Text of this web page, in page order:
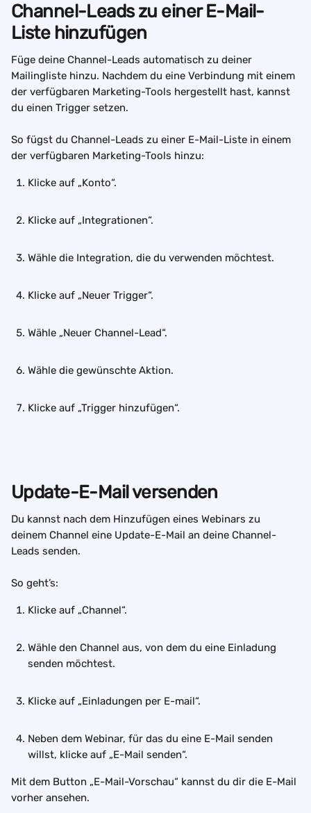
Channel-Leads zu einer E-Mail-
Liste hinzufügen
Füge deine Channel-Leads automatisch zu deiner
Mailingliste hinzu. Nachdem du eine Verbindung mit einem
der verfügbaren Marketing-Tools hergestellt hast, kannst
du einen Trigger setzen.
So fügst du Channel-Leads zu einer E-Mail-Liste in einem
der verfügbaren Marketing-Tools hinzu:
Klicke auf „Konto“.
Klicke auf „Integrationen“.
Wähle die Integration, die du verwenden möchtest.
Klicke auf „Neuer Trigger“.
Wähle „Neuer Channel-Lead“.
Wähle die gewünschte Aktion.
Klicke auf „Trigger hinzufügen“.
Update-E-Mail versenden
Du kannst nach dem Hinzufügen eines Webinars zu
deinem Channel eine Update-E-Mail an deine Channel-
Leads senden.
So geht’s:
Klicke auf „Channel“.
Wähle den Channel aus, von dem du eine Einladung
senden möchtest.
Klicke auf „Einladungen per E-mail“.
Neben dem Webinar, für das du eine E-Mail senden
willst, klicke auf „E-Mail senden“.
Mit dem Button „E-Mail-Vorschau“ kannst du dir die E-Mail
vorher ansehen.